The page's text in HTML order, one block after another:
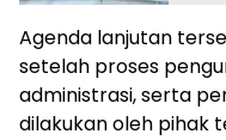
Agenda lanjutan
setelah proses
administrasi, serta
dilakukan oleh pihak